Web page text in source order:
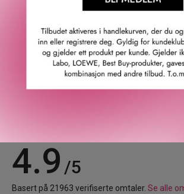
Bunnoter: Hedione og musk.
GTIN: 3701415902657
Leverandørs artikkelnummer: ninli0001hm
Våre kunder om
4.9 /5
Basert på 21963 verifiserte omtaler. Se alle